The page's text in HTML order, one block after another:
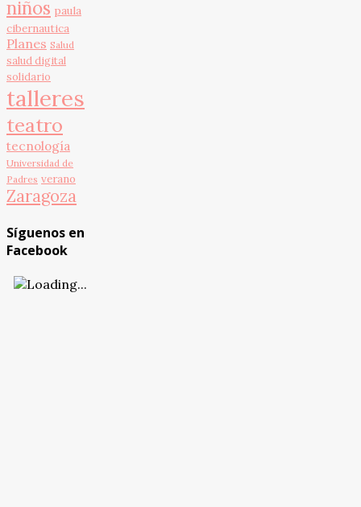
niños paula
cibernautica
Planes Salud
salud digital
solidario
talleres
teatro
tecnología
Universidad de
Padres verano
Zaragoza
Síguenos en
Facebook